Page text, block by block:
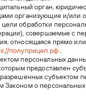
орган,
организующие и/или
обработки
совершаемые с
относящаяся прямо
полуприцеп.рф .
персональных
предоставлен
субъектом
Законом о